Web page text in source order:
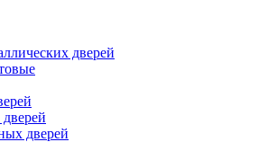
дверей
дверей